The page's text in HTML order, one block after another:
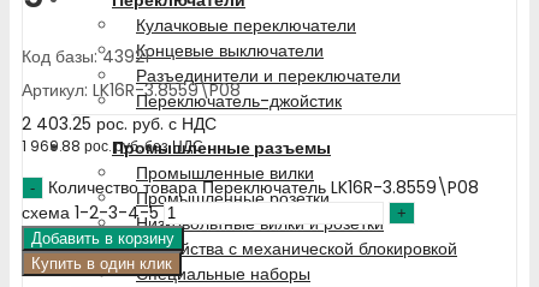
Кулачковые переключатели
Концевые выключатели
Разъединители и переключатели
Переключатель-джойстик
Промышленные разъемы
Промышленные вилки
Промышленные розетки
Низковольтные вилки и розетки
Устройства с механической блокировкой
Специальные наборы
Код базы: 43921
Артикул: LK16R-3.8559\P08
2 403.25 рос. руб. с НДС
1 969.88 рос. руб.без НДС
Количество товара Переключатель LK16R-3.8559\P08
схема 1-2-3-4-5
Добавить в корзину
Купить в один клик